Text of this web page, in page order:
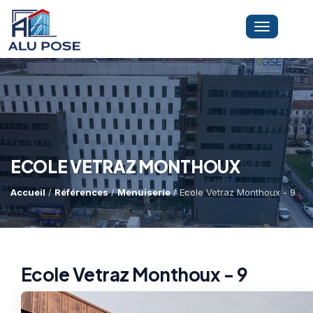
LA SOCIÉTÉ
PRESTATIONS
Dépannage Vitrages MINI-GRUE ARAIGNÉE
Toggle
ECOLE VETRAZ MONTHOUX
Accueil/Références/Menuiserie / Ecole Vetraz Monthoux - 9
Ecole Vetraz Monthoux - 9